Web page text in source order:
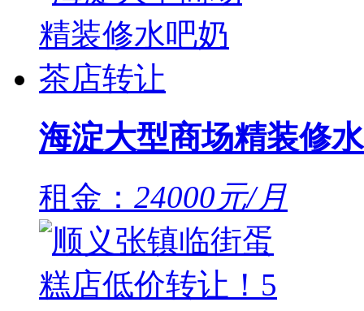
海淀大型商场精装修
租金： 24000元/月